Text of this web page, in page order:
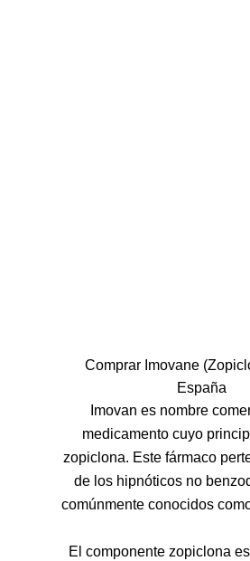
Comprar Imovane
España
Imovan es nombre
medicamento cuyo
zopiclona. Este fármaco
de los hipnóticos no
comúnmente conocidos
El componente zopiclona